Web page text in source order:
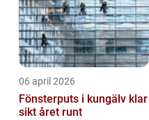
06 april 2026
Fönsterputs i kungälv klar
sikt året runt